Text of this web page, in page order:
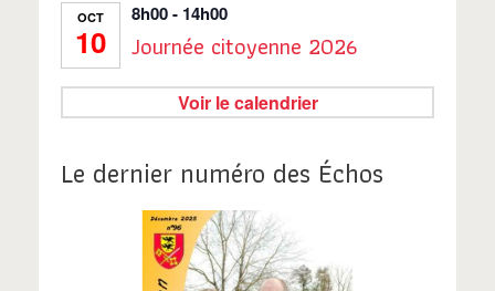
OCT
10
8h00- 14h00
Journée citoyenne 2026
Voir le calendrier
Le dernier numéro des Échos